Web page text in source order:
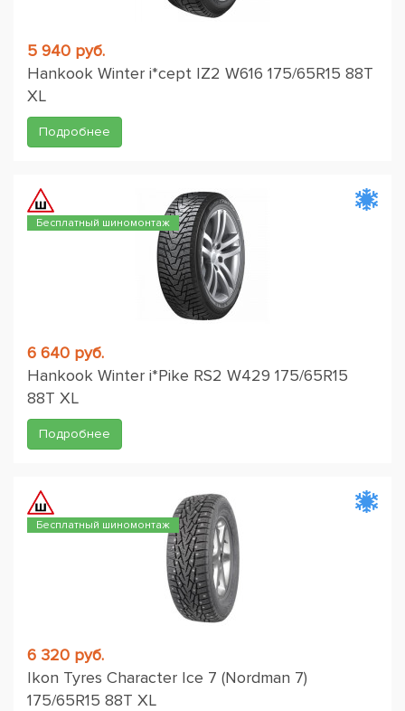
5 940 руб.
Hankook Winter i*cept IZ2 W616 175/65R15 88T
XL
Подробнее
Бесплатный шиномонтаж
6 640 руб.
Hankook Winter i*Pike RS2 W429 175/65R15
88T XL
Подробнее
Бесплатный шиномонтаж
6 320 руб.
Ikon Tyres Character Ice 7 (Nordman 7)
175/65R15 88T XL